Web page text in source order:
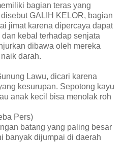
bagian teras yang
GALIH KELOR, bagian
jimat karena dipercaya dapat
kebal terhadap senjata
dibawa oleh mereka
darah.
Lawu, dicari karena
kesurupan. Sepotong kayu
anak kecil bisa menolak roh
Pers)
batang yang paling besar
banyak dijumpai di daerah